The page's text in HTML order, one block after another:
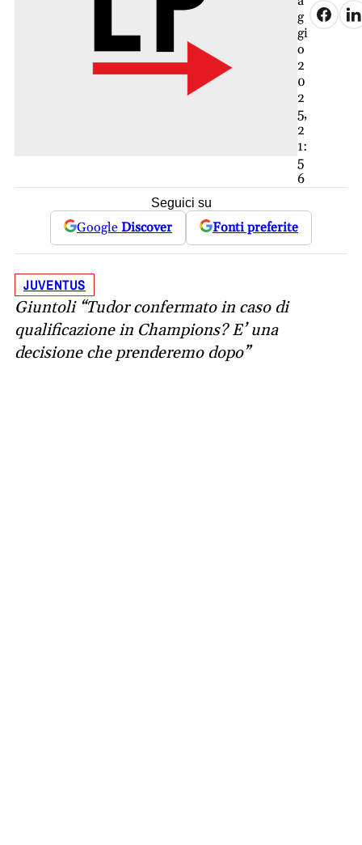
g
gi
o
2
0
2
5,
2
1:
5
6
Seguici su
Google Discover Fonti preferite
JUVENTUS
Giuntoli “Tudor confermato in caso di
qualificazione in Champions? E’ una
decisione che prenderemo dopo”